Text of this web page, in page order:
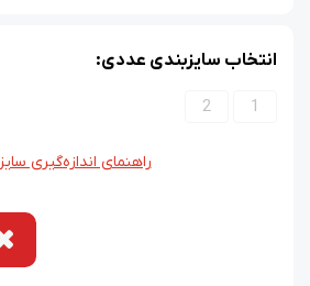
انتخاب سایزبندی عددی:
1
2
راهنمای اندازه‌گیری سایز